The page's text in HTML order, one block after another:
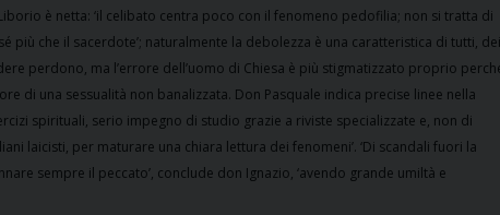
è netta: ‘il celibato centra poco con il fenomeno pedofilia; non si tratta di
che il sacerdote’; naturalmente la debolezza è una caratteristica di tutti, dei
perdono, ma l’errore dell’uomo di Chiesa è più stigmatizzato proprio
di una sessualità non banalizzata. Don Pasquale indica precise linee nella
spirituali, serio impegno di studio grazie a riviste specializzate e, non di
laicisti, per maturare una chiara lettura dei fenomeni’. ‘Di scandali fuori la
sempre il peccato’, conclude don Ignazio, ‘avendo grande umiltà e